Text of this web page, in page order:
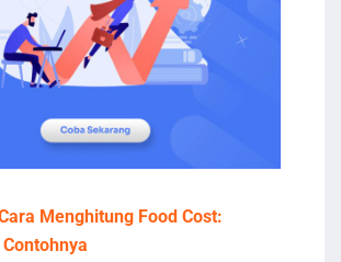
Menghitung Food Cost: